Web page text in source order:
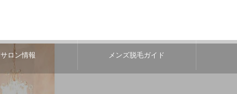
サロン情報 メンズ脱毛ガイド